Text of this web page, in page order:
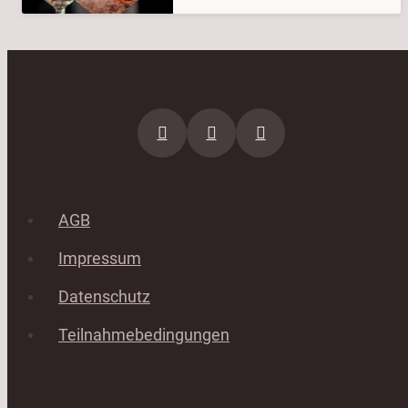
AGB
Impressum
Datenschutz
Teilnahmebedingungen